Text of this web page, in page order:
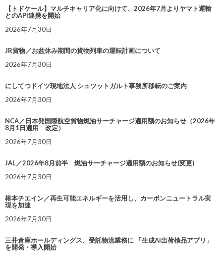
【トドケール】マルチキャリア化に向けて、2026年7月よりヤマト運輸
とのAPI連携を開始
2026年7月30日
JR貨物／お盆休み期間の貨物列車の運転計画について
2026年7月30日
にしてつドイツ現地法人 シュツットガルト事務所移転のご案内
2026年7月30日
NCA／日本発国際航空貨物燃油サーチャージ適用額のお知らせ（2026年
8月1日適用 改定）
2026年7月30日
JAL／2026年8月前半 燃油サーチャージ適用額のお知らせ(変更)
2026年7月30日
椿本チエイン／再生可能エネルギーを活用し、カーボンニュートラル実
現を加速
2026年7月30日
三井倉庫ホールディングス、受託物流業務に 「生成AI出荷検品アプリ」
を開発・導入開始